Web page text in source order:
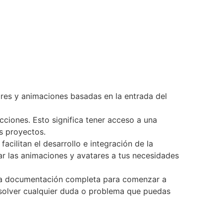
y animaciones basadas en la entrada del
Esto significa tener acceso a una
proyectos.
el desarrollo e integración de la
animaciones y avatares a tus necesidades
documentación completa para comenzar a
cualquier duda o problema que puedas